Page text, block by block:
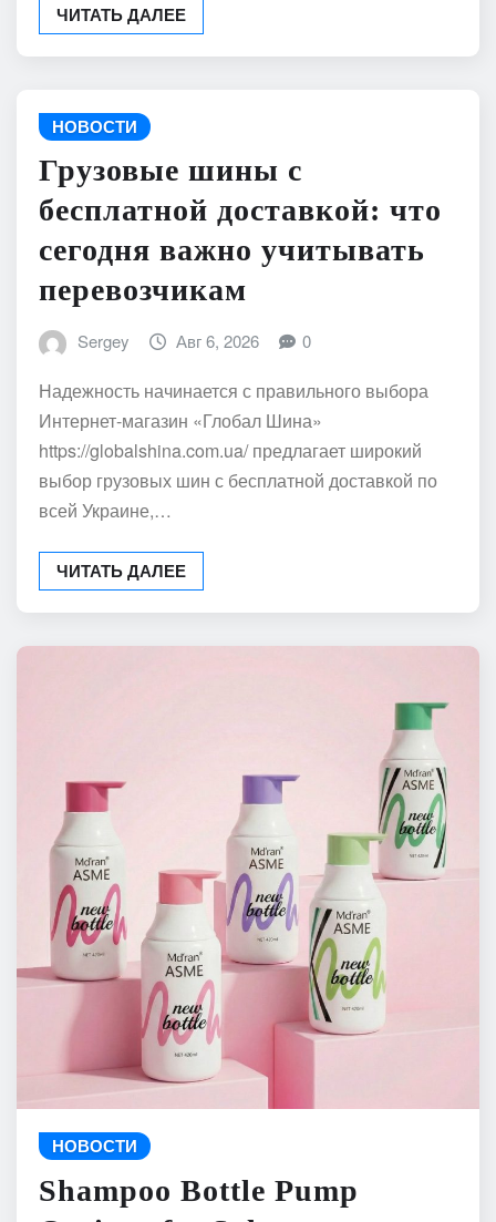
ЧИТАТЬ ДАЛЕЕ
НОВОСТИ
Грузовые шины с
бесплатной доставкой: что
сегодня важно учитывать
перевозчикам
Sergey Авг 6, 2026 0
Надежность начинается с правильного выбора
Интернет-магазин «Глобал Шина»
https://globalshina.com.ua/ предлагает широкий
выбор грузовых шин с бесплатной доставкой по
всей Украине,…
ЧИТАТЬ ДАЛЕЕ
НОВОСТИ
Shampoo Bottle Pump